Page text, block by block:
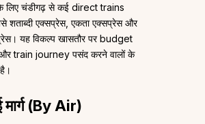
लिए चंडीगढ़ से कई direct trains
शताब्दी एक्सप्रेस, एकता एक्सप्रेस और
यह विकल्प खासतौर पर budget
train journey पसंद करने वालों के
मार्ग (By Air)